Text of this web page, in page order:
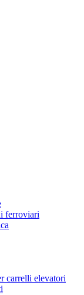
ferroviari
carrelli elevatori